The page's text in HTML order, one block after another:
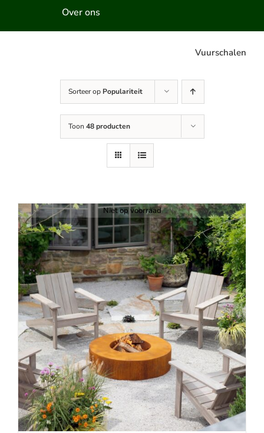
Over ons
Vuurschalen
Sorteer op Populariteit
Toon 48 producten
Niet op voorraad